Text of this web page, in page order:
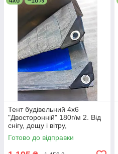
Тент будівельний 4x6
"Двосторонній" 180г/м 2. Від
снігу, дощу і вітру,
ламінована з кільцями.
Полог.
Готово до відправки